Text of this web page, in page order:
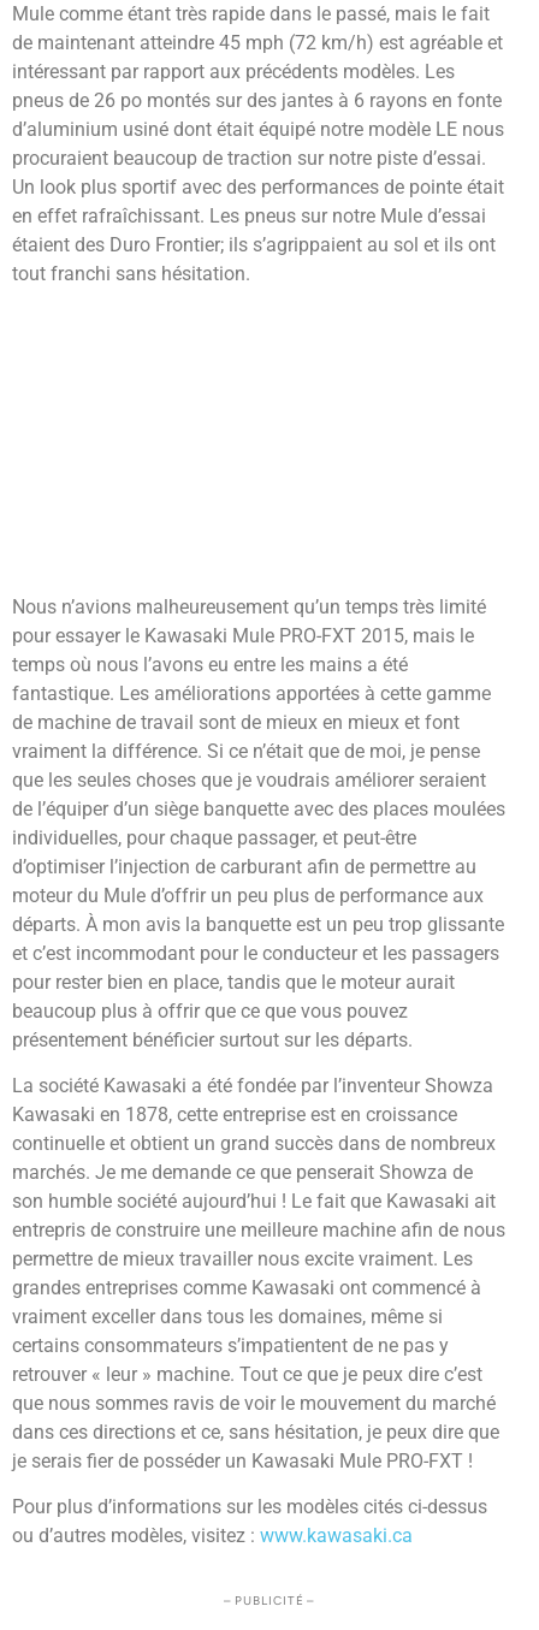
Mule comme étant très rapide dans le passé, mais le fait
de maintenant atteindre 45 mph (72 km/h) est agréable et
intéressant par rapport aux précédents modèles. Les
pneus de 26 po montés sur des jantes à 6 rayons en fonte
d’aluminium usiné dont était équipé notre modèle LE nous
procuraient beaucoup de traction sur notre piste d’essai.
Un look plus sportif avec des performances de pointe était
en effet rafraîchissant. Les pneus sur notre Mule d’essai
étaient des Duro Frontier; ils s’agrippaient au sol et ils ont
tout franchi sans hésitation.
Nous n’avions malheureusement qu’un temps très limité
pour essayer le Kawasaki Mule PRO-FXT 2015, mais le
temps où nous l’avons eu entre les mains a été
fantastique. Les améliorations apportées à cette gamme
de machine de travail sont de mieux en mieux et font
vraiment la différence. Si ce n’était que de moi, je pense
que les seules choses que je voudrais améliorer seraient
de l’équiper d’un siège banquette avec des places moulées
individuelles, pour chaque passager, et peut-être
d’optimiser l’injection de carburant afin de permettre au
moteur du Mule d’offrir un peu plus de performance aux
départs. À mon avis la banquette est un peu trop glissante
et c’est incommodant pour le conducteur et les passagers
pour rester bien en place, tandis que le moteur aurait
beaucoup plus à offrir que ce que vous pouvez
présentement bénéficier surtout sur les départs.
La société Kawasaki a été fondée par l’inventeur Showza
Kawasaki en 1878, cette entreprise est en croissance
continuelle et obtient un grand succès dans de nombreux
marchés. Je me demande ce que penserait Showza de
son humble société aujourd’hui ! Le fait que Kawasaki ait
entrepris de construire une meilleure machine afin de nous
permettre de mieux travailler nous excite vraiment. Les
grandes entreprises comme Kawasaki ont commencé à
vraiment exceller dans tous les domaines, même si
certains consommateurs s’impatientent de ne pas y
retrouver « leur » machine. Tout ce que je peux dire c’est
que nous sommes ravis de voir le mouvement du marché
dans ces directions et ce, sans hésitation, je peux dire que
je serais fier de posséder un Kawasaki Mule PRO-FXT !
Pour plus d’informations sur les modèles cités ci-dessus
ou d’autres modèles, visitez : www.kawasaki.ca
– PUBLICITÉ –